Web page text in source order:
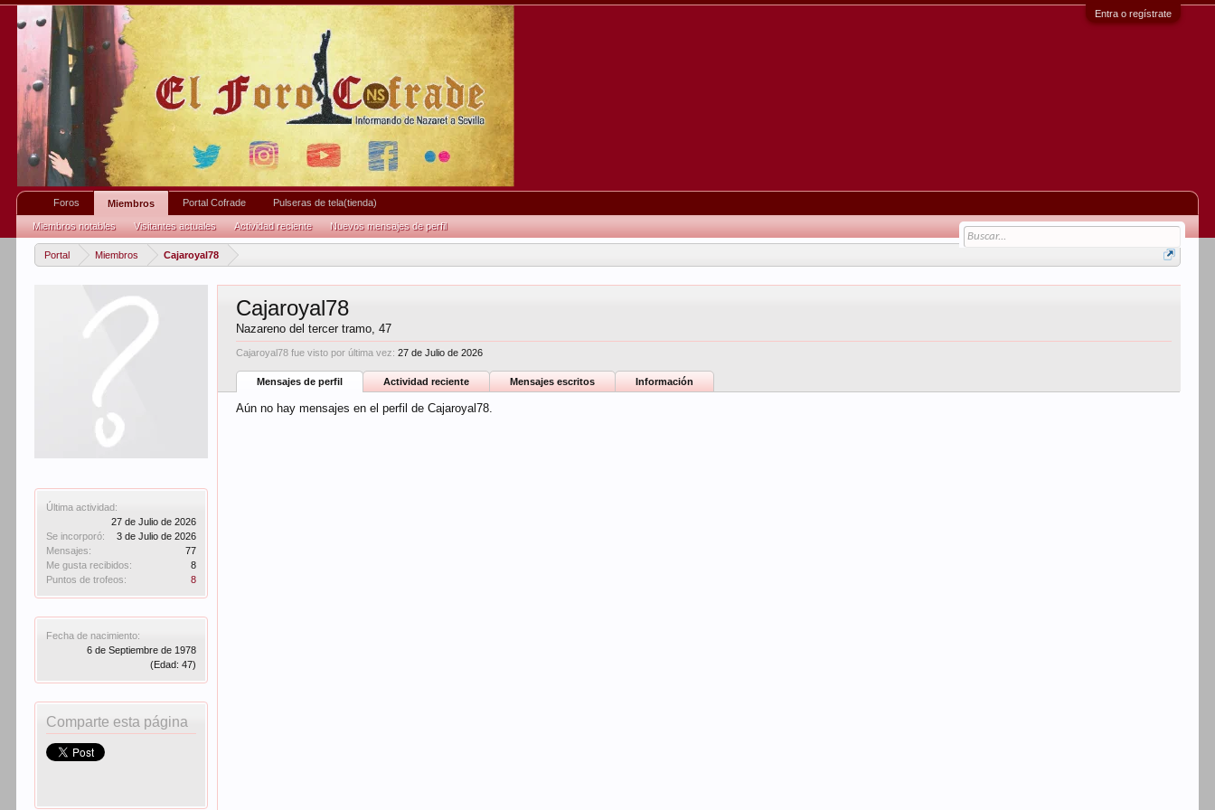
Entra o regístrate
Portal Miembros Cajaroyal78
Última actividad:
27 de Julio de 2026
Se incorporó:
3 de Julio de 2026
Mensajes:
77
Me gusta recibidos:
8
Puntos de trofeos:
8
Fecha de nacimiento:
6 de Septiembre de 1978
(Edad: 47)
Comparte esta página
Cajaroyal78
Nazareno del tercer tramo, 47
Cajaroyal78 fue visto por última vez: 27 de Julio de 2026
Mensajes de perfil Actividad reciente Mensajes escritos Información
Aún no hay mensajes en el perfil de Cajaroyal78.
Foros Miembros
Miembros notables Visitantes actuales Actividad reciente Nuevos mensajes de perfil
Portal Cofrade Pulseras de tela(tienda)